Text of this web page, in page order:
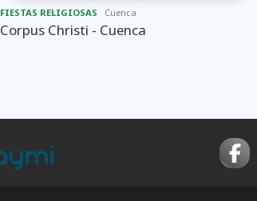
FIESTAS RELIGIOSAS Cuenca
Corpus Christi - Cuenca